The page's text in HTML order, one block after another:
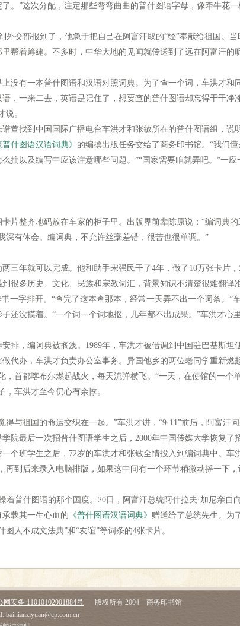
。”这次分配，注定那些弯弯曲曲的普什图语字母，像牵牛花一
交部报到了，他急于把自己在阿富汗取的“经”奉献给祖国。当
帮着筹建。不多时，中华大地的见闻就传送到了远在阿富汗的
有一本普什图语和汉语对照词典。为了查一个词，车洪才和
，一来二去，英语是记住了，想要查的普什图语却忘得干干净
说。
萱找到中国国际广播电台车洪才和张敏所在的普什图语组，说
普什图语汉语词典》 的编撰出版任务交给了商务印书馆。“我们
搞以及编写中应该注意哪些问题。”“国家需要咱就弄吧。”一应
整齐地码放在车家的柜子里。出版界前辈陈原说：“编词典的
深有体会。编词典，不允许丝毫差错，很苦也很单调。”
年就可以完成。他和助手宋强民干了4年，做了10万张卡片，
很多历史、文化、民族和宗教词汇，背景知识不清楚很难翻译
一字排开。“查完了这本查那本，经常一天弄不出一个词条。”
还没摸着。“一个词一个词地抠，几年都不出成果。”车洪才心里
，编词典被搁浅。1989年，车洪才被借调到中国驻巴基斯坦
代办，车洪才负责办公室事务。异国他乡的两位老同学重新燃
，首都喀布尔燃起战火，每天流弹横飞。“一天，在使馆的一个
，车洪才至今仍心有余悸。
祖国的命运交织在一起。”车洪才讲，“9·11”前后，阿富汗
院最后一次招普什图语学生之后，2000年中国传媒大学恢复了
个班学生之后，72岁的车洪才和张敏全情投入到编词典中。车
再到后来录入电脑排版，如果这中间有一个环节稍微动摇一下
普什图语的那个国度。20日，阿富汗总统阿什拉夫·加尼亲自
载其一生心血的 《普什图语汉语词典》 赠送给了总统先生。为
人不成文法典”和“友谊”等词条的4张卡片。
网安备 11010102001884号
版权所有 2004 商务印书馆
bainianziyuan@cp.com.cn